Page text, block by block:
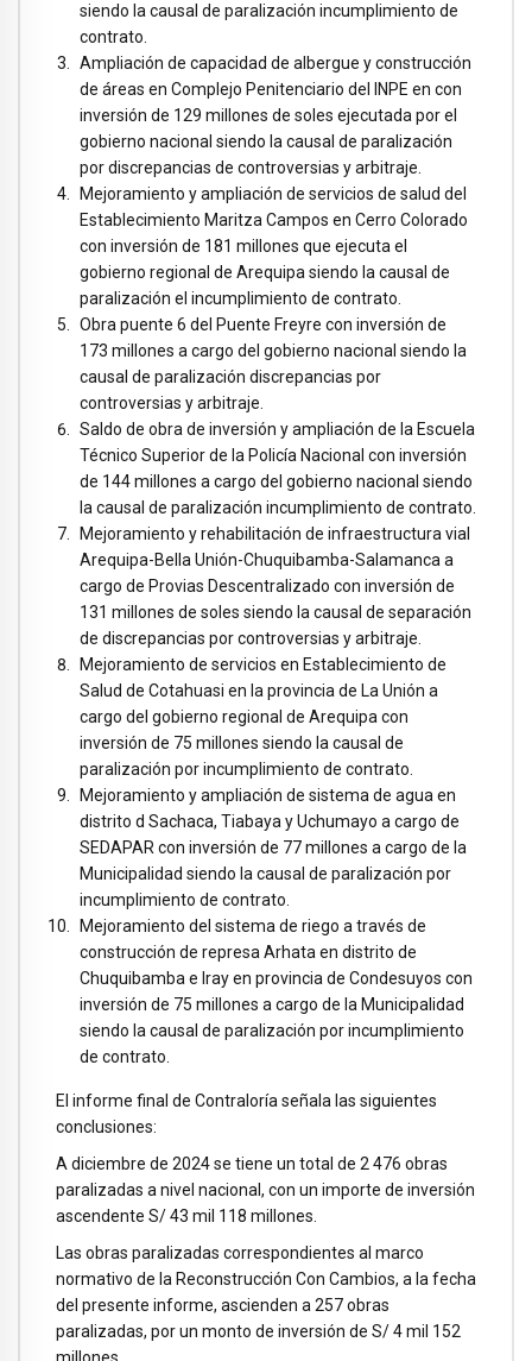
siendo la causal de paralización incumplimiento de
contrato.
Ampliación de capacidad de albergue y construcción
de áreas en Complejo Penitenciario del INPE en con
inversión de 129 millones de soles ejecutada por el
gobierno nacional siendo la causal de paralización
por discrepancias de controversias y arbitraje.
Mejoramiento y ampliación de servicios de salud del
Establecimiento Maritza Campos en Cerro Colorado
con inversión de 181 millones que ejecuta el
gobierno regional de Arequipa siendo la causal de
paralización el incumplimiento de contrato.
Obra puente 6 del Puente Freyre con inversión de
173 millones a cargo del gobierno nacional siendo la
causal de paralización discrepancias por
controversias y arbitraje.
Saldo de obra de inversión y ampliación de la Escuela
Técnico Superior de la Policía Nacional con inversión
de 144 millones a cargo del gobierno nacional siendo
la causal de paralización incumplimiento de contrato.
Mejoramiento y rehabilitación de infraestructura vial
Arequipa-Bella Unión-Chuquibamba-Salamanca a
cargo de Provias Descentralizado con inversión de
131 millones de soles siendo la causal de separación
de discrepancias por controversias y arbitraje.
Mejoramiento de servicios en Establecimiento de
Salud de Cotahuasi en la provincia de La Unión a
cargo del gobierno regional de Arequipa con
inversión de 75 millones siendo la causal de
paralización por incumplimiento de contrato.
Mejoramiento y ampliación de sistema de agua en
distrito d Sachaca, Tiabaya y Uchumayo a cargo de
SEDAPAR con inversión de 77 millones a cargo de la
Municipalidad siendo la causal de paralización por
incumplimiento de contrato.
Mejoramiento del sistema de riego a través de
construcción de represa Arhata en distrito de
Chuquibamba e Iray en provincia de Condesuyos con
inversión de 75 millones a cargo de la Municipalidad
siendo la causal de paralización por incumplimiento
de contrato.
El informe final de Contraloría señala las siguientes
conclusiones:
A diciembre de 2024 se tiene un total de 2 476 obras
paralizadas a nivel nacional, con un importe de inversión
ascendente S/ 43 mil 118 millones.
Las obras paralizadas correspondientes al marco
normativo de la Reconstrucción Con Cambios, a la fecha
del presente informe, ascienden a 257 obras
paralizadas, por un monto de inversión de S/ 4 mil 152